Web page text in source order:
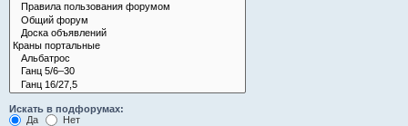
Искать в подфорумах:
Да
Нет